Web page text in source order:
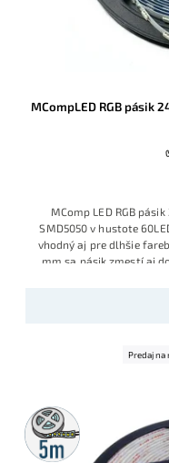
MCompLED RGB pásik
MComp LED RGB
SMD5050 v hustote
vhodný aj pre dlhšie
mm sa pásik zmestí aj
Predaj na
5m
rolka